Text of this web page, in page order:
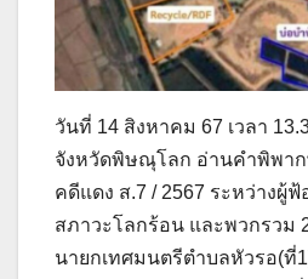
วันที่ 14 สิงหาคม 67 เวลา
จังหวัดพิษณุโลก อ่านคำพิพาก
คดีแดง ส.7 / 2567 ระหว่างผู้
สภาวะโลกร้อน และพวกรวม
นายกเทศมนตรีตำบลหัวรอ(ที่